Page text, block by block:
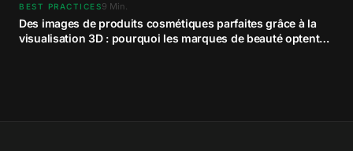
BEST PRACTICES9 Min.
Des images de produits cosmétiques parfaites grâce à la
visualisation 3D : pourquoi les marques de beauté optent